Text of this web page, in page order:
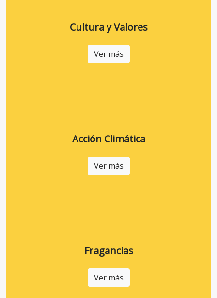
Cultura y Valores
Ver más
Acción Climática
Ver más
Fragancias
Ver más